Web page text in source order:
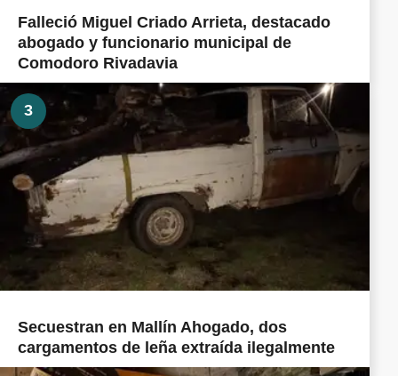
Falleció Miguel Criado Arrieta, destacado
abogado y funcionario municipal de
Comodoro Rivadavia
3
Secuestran en Mallín Ahogado, dos
cargamentos de leña extraída ilegalmente